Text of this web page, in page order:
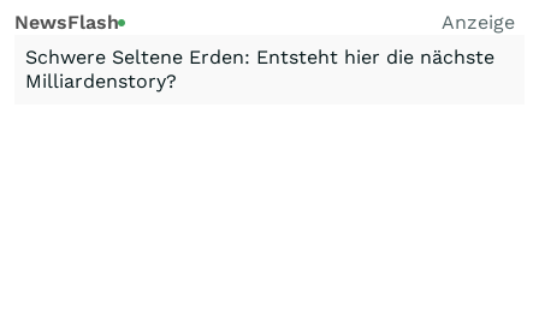
NewsFlash
Anzeige
Schwere Seltene Erden: Entsteht hier die nächste
Milliardenstory?